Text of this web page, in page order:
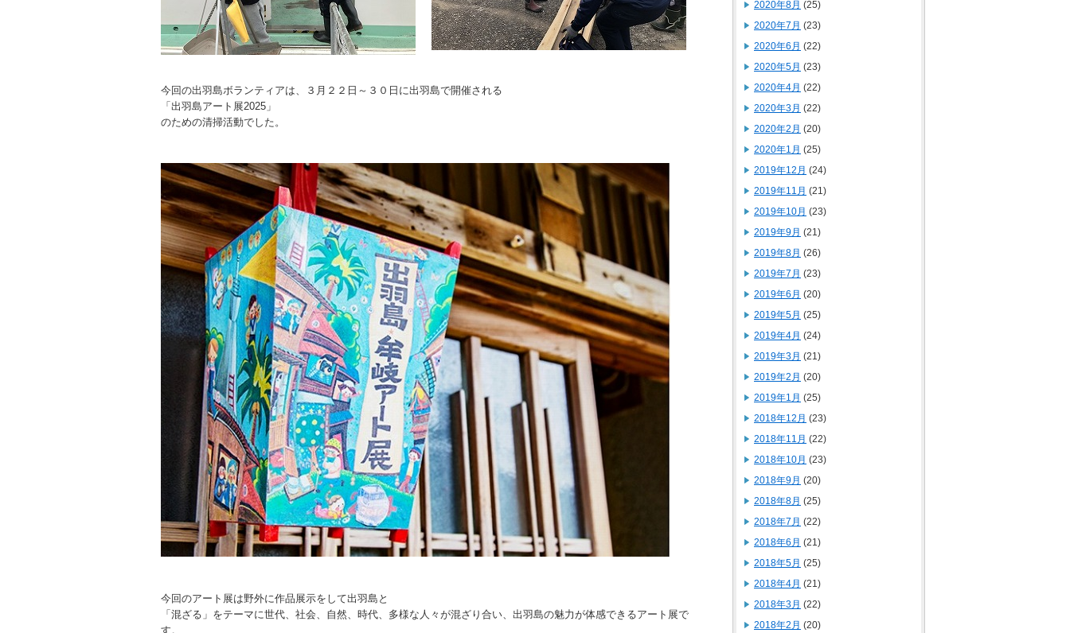
今回の出羽島ボランティアは、３月２２日～３０日に出羽島で開催される
「出羽島アート展2025」
のための清掃活動でした。
今回のアート展は野外に作品展示をして出羽島と
「混ざる」をテーマに世代、社会、自然、時代、多様な人々が混ざり合い、出羽島の魅力が体感できるアート展で
す。
2020年8月 (25)
2020年7月 (23)
2020年6月 (22)
2020年5月 (23)
2020年4月 (22)
2020年3月 (22)
2020年2月 (20)
2020年1月 (25)
2019年12月 (24)
2019年11月 (21)
2019年10月 (23)
2019年9月 (21)
2019年8月 (26)
2019年7月 (23)
2019年6月 (20)
2019年5月 (25)
2019年4月 (24)
2019年3月 (21)
2019年2月 (20)
2019年1月 (25)
2018年12月 (23)
2018年11月 (22)
2018年10月 (23)
2018年9月 (20)
2018年8月 (25)
2018年7月 (22)
2018年6月 (21)
2018年5月 (25)
2018年4月 (21)
2018年3月 (22)
2018年2月 (20)